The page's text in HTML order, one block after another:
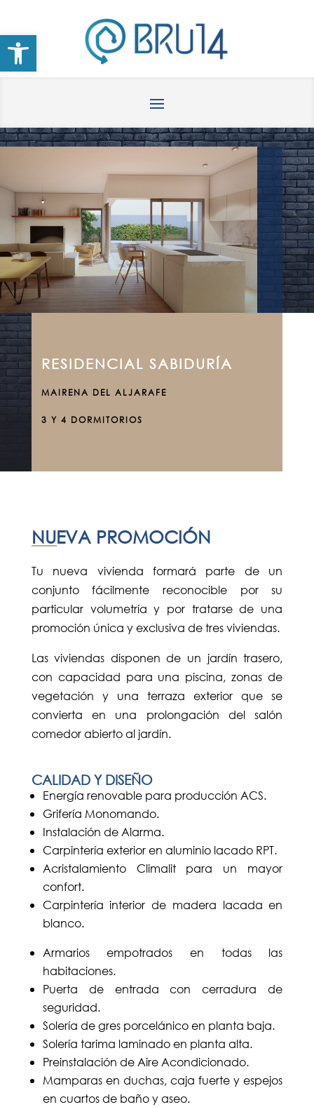
Abrir barra de herramientas
RESIDENCIAL
SABIDURÍA
RESIDENCIAL SABIDURÍA
MAIRENA DEL ALJARAFE
3 Y 4 DORMITORIOS
NUEVA PROMOCIÓN
Tu nueva vivienda formará parte de un
conjunto fácilmente reconocible por su
particular volumetría y por tratarse de una
promoción única y exclusiva de tres viviendas.
Las viviendas disponen de un jardín trasero,
con capacidad para una piscina, zonas de
vegetación y una terraza exterior que se
convierta en una prolongación del salón
comedor abierto al jardín.
CALIDAD Y DISEÑO
Energía renovable para producción ACS.
Grifería Monomando.
Instalación de Alarma.
Carpintería exterior en aluminio lacado RPT.
Acristalamiento Climalit para un mayor
confort.
Carpintería interior de madera lacada en
blanco.
Armarios empotrados en todas las
habitaciones.
Puerta de entrada con cerradura de
seguridad.
Solería de gres porcelánico en planta baja.
Solería tarima laminado en planta alta.
Preinstalación de Aire Acondicionado.
Mamparas en duchas, caja fuerte y espejos
en cuartos de baño y aseo.